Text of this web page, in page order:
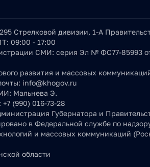
Стрелковой дивизии, 1-А
09:00 - 17:00
СМИ: серия Эл № ФС77-85993
развития и массовых
info@khogov.ru
Мальнева Э.
+7 (990) 016-73-28
Губернатора и
в Федеральной службе по
и массовых коммуникаций
области